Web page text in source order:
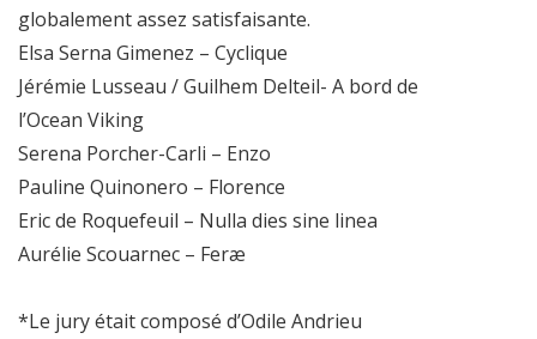
globalement assez satisfaisante.
Elsa Serna Gimenez – Cyclique
Jérémie Lusseau / Guilhem Delteil- A bord de
l’Ocean Viking
Serena Porcher-Carli – Enzo
Pauline Quinonero – Florence
Eric de Roquefeuil – Nulla dies sine linea
Aurélie Scouarnec – Feræ
*Le jury était composé d’Odile Andrieu